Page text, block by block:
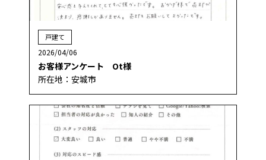
戸建て
2026/04/06
お客様アンケート Ot様
所在地：安城市